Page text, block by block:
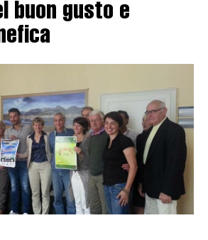
buon gusto e